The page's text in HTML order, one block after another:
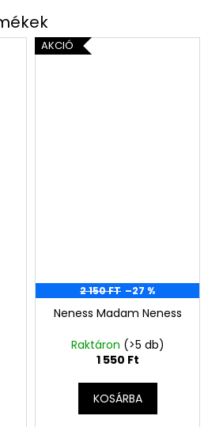
AKCIÓ
2 150 FT –27 %
Neness Madam Neness
Raktáron (>5 db)
1 550 Ft
KOSÁRBA